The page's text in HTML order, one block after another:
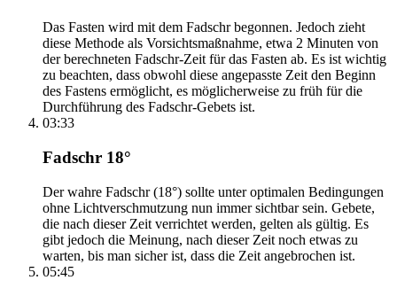
Das Fasten wird mit dem Fadschr begonnen. Jedoch zieht
diese Methode als Vorsichtsmaßnahme, etwa 2 Minuten von
der berechneten Fadschr-Zeit für das Fasten ab. Es ist wichtig
zu beachten, dass obwohl diese angepasste Zeit den Beginn
des Fastens ermöglicht, es möglicherweise zu früh für die
Durchführung des Fadschr-Gebets ist.
03:33
Fadschr 18°
Der wahre Fadschr (18°) sollte unter optimalen Bedingungen
ohne Lichtverschmutzung nun immer sichtbar sein. Gebete,
die nach dieser Zeit verrichtet werden, gelten als gültig. Es
gibt jedoch die Meinung, nach dieser Zeit noch etwas zu
warten, bis man sicher ist, dass die Zeit angebrochen ist.
05:45